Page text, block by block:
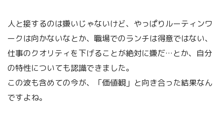
人と接するのは嫌いじゃないけど、やっぱりルーティンワ
ークは向かないなとか、職場でのランチは得意ではない、
仕事のクオリティを下げることが絶対に嫌だ…とか、自分
の特性についても認識できました。
この波も含めての今が、「価値観」と向き合った結果なん
ですよね。